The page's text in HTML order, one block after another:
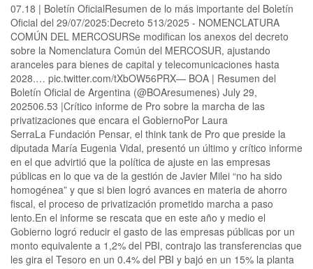
07.18 | Boletín OficialResumen de lo más importante del Boletín
Oficial del 29/07/2025:Decreto 513/2025 - NOMENCLATURA
COMÚN DEL MERCOSURSe modifican los anexos del decreto
sobre la Nomenclatura Común del MERCOSUR, ajustando
aranceles para bienes de capital y telecomunicaciones hasta
2028.… pic.twitter.com/tXbOW56PRX— BOA | Resumen del
Boletín Oficial de Argentina (@BOAresumenes) July 29,
202506.53 |Crítico informe de Pro sobre la marcha de las
privatizaciones que encara el GobiernoPor Laura
SerraLa Fundación Pensar, el think tank de Pro que preside la
diputada María Eugenia Vidal, presentó un último y crítico informe
en el que advirtió que la política de ajuste en las empresas
públicas en lo que va de la gestión de Javier Milei “no ha sido
homogénea” y que si bien logró avances en materia de ahorro
fiscal, el proceso de privatización prometido marcha a paso
lento.En el informe se rescata que en este año y medio el
Gobierno logró reducir el gasto de las empresas públicas por un
monto equivalente a 1,2% del PBI, contrajo las transferencias que
les gira el Tesoro en un 0.4% del PBI y bajó en un 15% la planta